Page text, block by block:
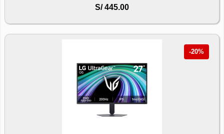
S/ 445.00
-20%